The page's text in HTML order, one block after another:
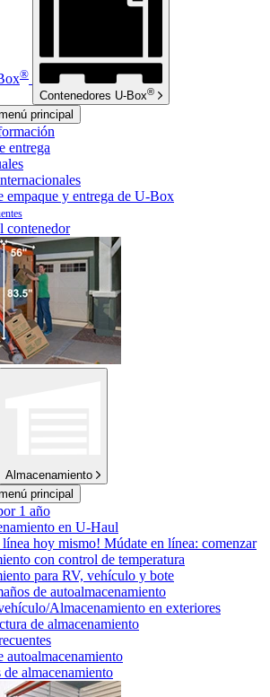
®
Contenedores U-Box®
principal
entrega
empaque y entrega de U-Box
contenedor
Almacenamiento
principal
1 año
en U-Haul
línea hoy mismo! Múdate en línea: comenzar
con control de temperatura
para RV, vehículo y bote
de autoalmacenamiento
Almacenamiento en exteriores
de almacenamiento
autoalmacenamiento
de almacenamiento